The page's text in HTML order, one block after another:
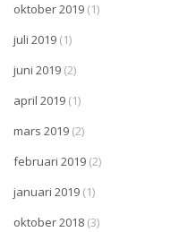
oktober 2019 (1)
juli 2019 (1)
juni 2019 (2)
april 2019 (1)
mars 2019 (2)
februari 2019 (2)
januari 2019 (1)
oktober 2018 (3)